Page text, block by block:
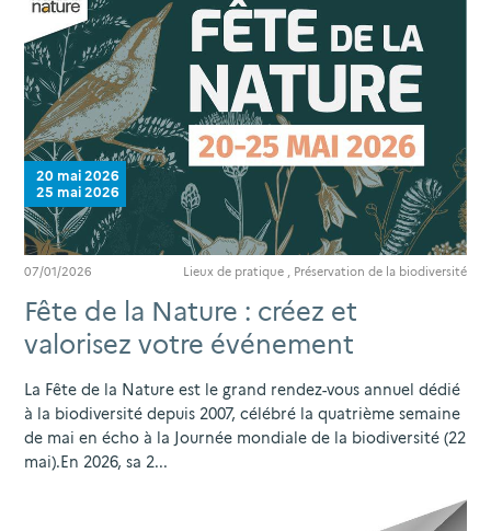
20 mai 2026
25 mai 2026
07/01/2026 Lieux de pratique , Préservation de la biodiversité
Fête de la Nature : créez et
valorisez votre événement
La Fête de la Nature est le grand rendez-vous annuel dédié
à la biodiversité depuis 2007, célébré la quatrième semaine
de mai en écho à la Journée mondiale de la biodiversité (22
mai).​ En 2026, sa 2...